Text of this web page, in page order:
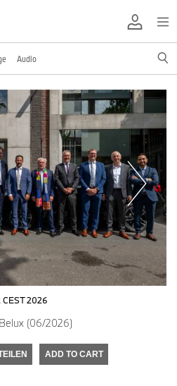
Audio
CEST 2026
(06/2026)
ADD TO CART